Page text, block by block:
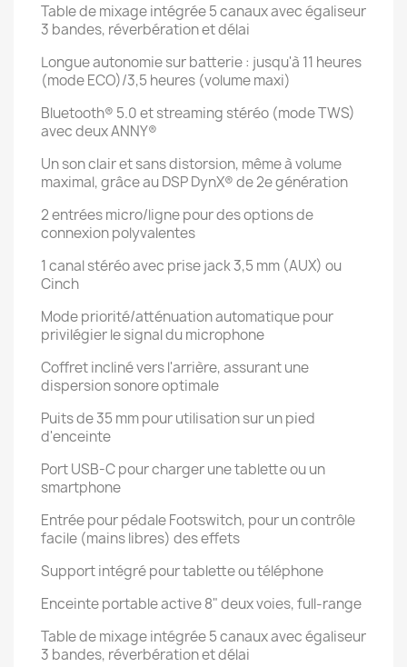
Table de mixage intégrée 5 canaux avec égaliseur
3 bandes, réverbération et délai
Longue autonomie sur batterie : jusqu'à 11 heures
(mode ECO)/3,5 heures (volume maxi)
Bluetooth® 5.0 et streaming stéréo (mode TWS)
avec deux ANNY®
Un son clair et sans distorsion, même à volume
maximal, grâce au DSP DynX® de 2e génération
2 entrées micro/ligne pour des options de
connexion polyvalentes
1 canal stéréo avec prise jack 3,5 mm (AUX) ou
Cinch
Mode priorité/atténuation automatique pour
privilégier le signal du microphone
Coffret incliné vers l'arrière, assurant une
dispersion sonore optimale
Puits de 35 mm pour utilisation sur un pied
d'enceinte
Port USB-C pour charger une tablette ou un
smartphone
Entrée pour pédale Footswitch, pour un contrôle
facile (mains libres) des effets
Support intégré pour tablette ou téléphone
Enceinte portable active 8" deux voies, full-range
Table de mixage intégrée 5 canaux avec égaliseur
3 bandes, réverbération et délai